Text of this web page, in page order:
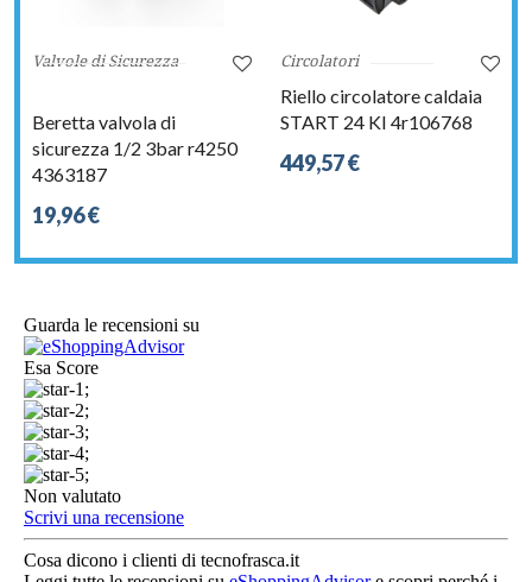
Valvole di Sicurezza
Beretta valvola di
sicurezza 1/2 3bar r4250
4363187
19,96 €
Circolatori
Riello circolatore caldaia
START 24 KI 4r106768
449,57 €